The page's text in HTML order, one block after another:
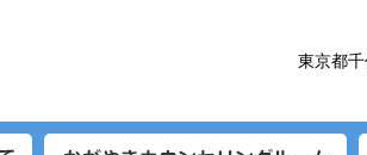
東京都